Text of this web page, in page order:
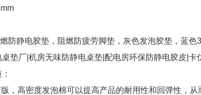
防静电胶垫，阻燃防疲劳脚垫，灰色发泡胶垫，蓝色
垫厂|机房无味防静电桌垫|配电房环保防静电胶皮|卡
，高密度发泡棉可以提高产品的耐用性和回弹性，从